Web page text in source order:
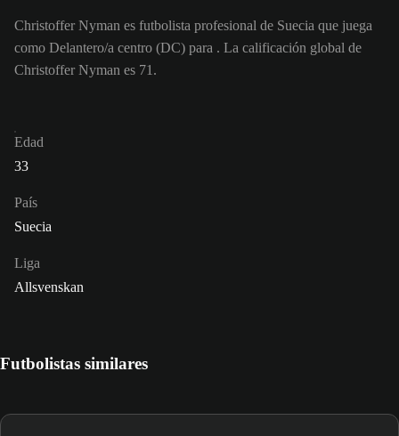
Christoffer Nyman es futbolista profesional de Suecia que juega
como Delantero/a centro (DC) para . La calificación global de
Christoffer Nyman es 71.
Edad
33
País
Suecia
Liga
Allsvenskan
Futbolistas similares